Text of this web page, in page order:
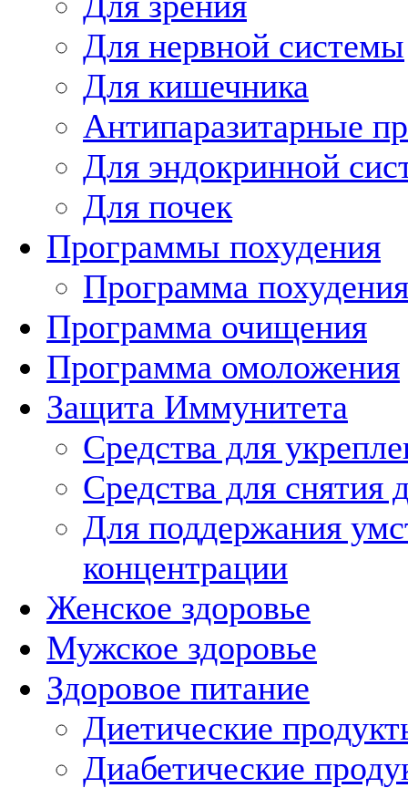
Для нервной системы
Для кишечника
Антипаразитарные
Для эндокринной
Для почек
Программы похудения
Программа похудения
Программа очищения
Программа омоложения
Защита Иммунитета
Средства для
Средства для снятия
Для поддержания
концентрации
Женское здоровье
Мужское здоровье
Здоровое питание
Диетические
Диабетические